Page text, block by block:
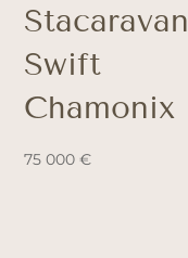
Stacaravan
Swift
Chamonix
75 000€